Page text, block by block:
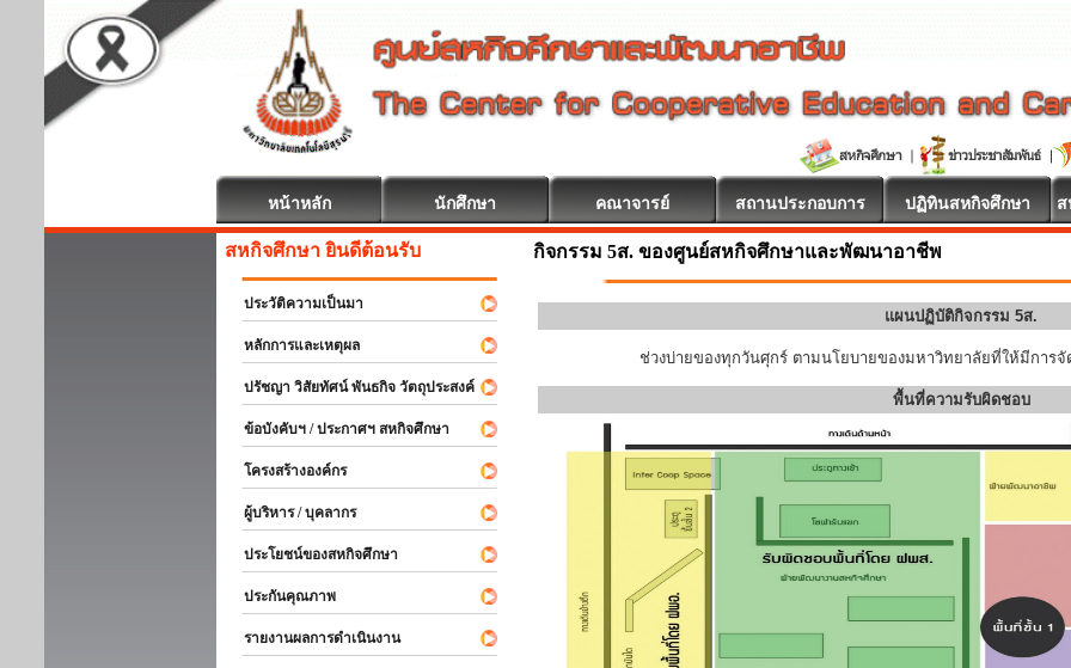
หน้าหลัก นักศึกษา คณาจารย์ สถานประกอบการ ปฏิทินสหกิจศึกษา
สหกิจศึกษา ยินดีต้อนรับ
ประวัติความเป็นมา
หลักการและเหตุผล
ปรัชญา วิสัยทัศน์ พันธกิจ วัตถุประสงค์
ข้อบังคับฯ / ประกาศฯ สหกิจศึกษา
โครงสร้างองค์กร
ผู้บริหาร / บุคลากร
ประโยชน์ของสหกิจศึกษา
ประกันคุณภาพ
รายงานผลการดำเนินงาน
กิจกรรม 5ส. ของศูนย์สหกิจศึกษาและพัฒนาอาชีพ
แผนปฏิบัติกิจกรรม 5ส.
ช่วงบ่ายของทุกวันศุกร์ ตามนโยบายของมหาวิทยาลัยที่ให้มีการจั
พื้นที่ความรับผิดชอบ